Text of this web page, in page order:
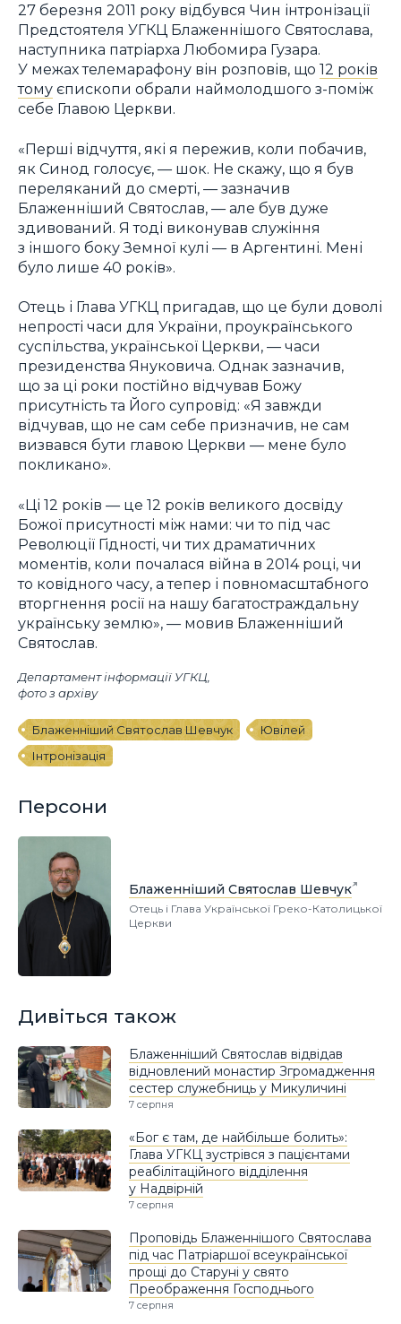
27 березня 2011 року відбувся Чин інтронізації
Предстоятеля УГКЦ Блаженнішого Святослава,
наступника патріарха Любомира Гузара.
У межах телемарафону він розповів, що 12 років
тому єпископи обрали наймолодшого з-поміж
себе Главою Церкви.
«Перші відчуття, які я пережив, коли побачив,
як Синод голосує, — шок. Не скажу, що я був
переляканий до смерті, — зазначив
Блаженніший Святослав, — але був дуже
здивований. Я тоді виконував служіння
з іншого боку Земної кулі — в Аргентині. Мені
було лише 40 років».
Отець і Глава УГКЦ пригадав, що це були доволі
непрості часи для України, проукраїнського
суспільства, української Церкви, — часи
президенства Януковича. Однак зазначив,
що за ці роки постійно відчував Божу
присутність та Його супровід: «Я завжди
відчував, що не сам себе призначив, не сам
визвався бути главою Церкви — мене було
покликано».
«Ці 12 років — це 12 років великого досвіду
Божої присутності між нами: чи то під час
Революції Гідності, чи тих драматичних
моментів, коли почалася війна в 2014 році, чи
то ковідного часу, а тепер і повномасштабного
вторгнення росії на нашу багатостраждальну
українську землю», — мовив Блаженніший
Святослав.
Департамент інформації УГКЦ,
фото з архіву
Блаженніший Святослав Шевчук
Ювілей
Інтронізація
Персони
Блаженніший Святослав Шевчук
Отець і Глава Української Греко-Католицької
Церкви
Дивіться також
Блаженніший Святослав відвідав
відновлений монастир Згромадження
сестер служебниць у Микуличині
7 серпня
«Бог є там, де найбільше болить»:
Глава УГКЦ зустрівся з пацієнтами
реабілітаційного відділення
у Надвірній
7 серпня
Проповідь Блаженнішого Святослава
під час Патріаршої всеукраїнської
прощі до Старуні у свято
Преображення Господнього
7 серпня